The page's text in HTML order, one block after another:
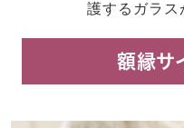
護するガラス
額縁サ